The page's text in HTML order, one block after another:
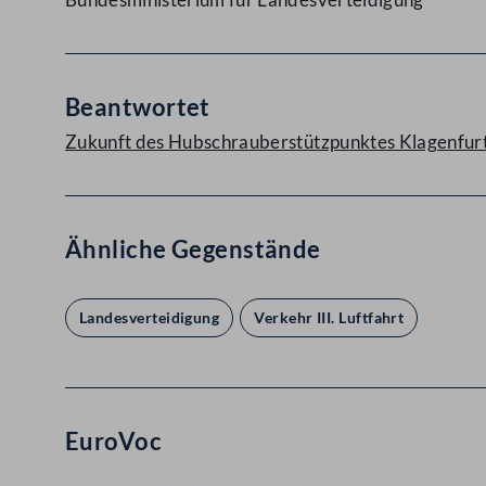
Beantwortet
Zukunft des Hubschrauberstützpunktes
Ähnliche Gegenstände
Landesverteidigung Verkehr III. Luftfahrt
EuroVoc